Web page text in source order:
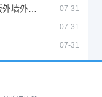
07-31
07-31
07-31